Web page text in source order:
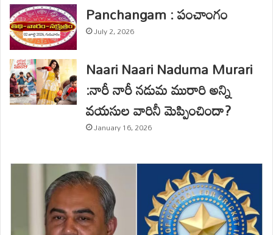
Panchangam : పంచాంగం
July 2, 2026
Naari Naari Naduma Murari
:నారీ నారీ నడుమ మురారి అన్ని
వయసుల వారినీ మెప్పించిందా?
January 16, 2026